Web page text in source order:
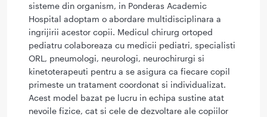
sisteme din organism, in Ponderas Academic
Hospital adoptam o abordare multidisciplinara a
ingrijirii acestor copii. Medicul chirurg ortoped
pediatru colaboreaza cu medicii pediatri, specialisti
ORL, pneumologi, neurologi, neurochirurgi si
kinetoterapeuti pentru a se asigura ca fiecare copil
primeste un tratament coordonat si individualizat.
Acest model bazat pe lucru in echipa sustine atat
nevoile fizice, cat si cele de dezvoltare ale copiilor